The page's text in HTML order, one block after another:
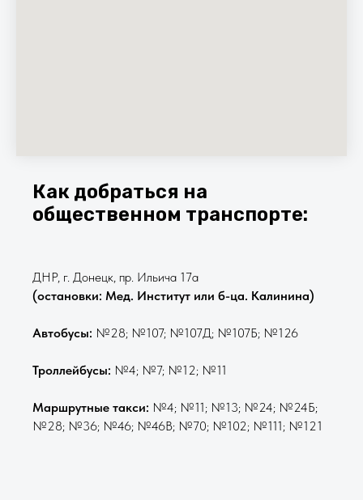
Как добраться на
общественном транспорте:
ДНР, г. Донецк, пр. Ильича 17а
(остановки: Мед. Институт или б-ца. Калинина)
Автобусы: №28; №107; №107Д; №107Б; №126
Троллейбусы: №4; №7; №12; №11
Маршрутные такси: №4; №11; №13; №24; №24Б;
№28; №36; №46; №46В; №70; №102; №111; №121